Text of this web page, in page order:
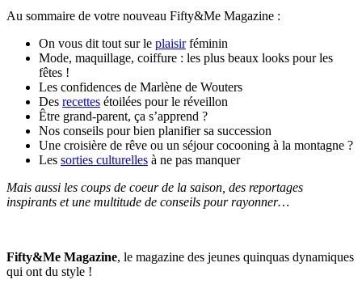
Au sommaire de votre nouveau Fifty&Me Magazine :
On vous dit tout sur le plaisirféminin
Mode, maquillage, coiffure : les plus beaux looks pour les
fêtes !
Les confidences de Marlène de Wouters
Des recettes étoilées pour le réveillon
Être grand-parent, ça s’apprend ?
Nos conseils pour bien planifier sa succession
Une croisière de rêve ou un séjour cocooning à la montagne ?
Les sorties culturelles à ne pas manquer
Mais aussi les coups de coeur de la saison, des reportages
inspirants et une multitude de conseils pour rayonner…
Fifty&Me Magazine, le magazine des jeunes quinquas dynamiques
qui ont du style !